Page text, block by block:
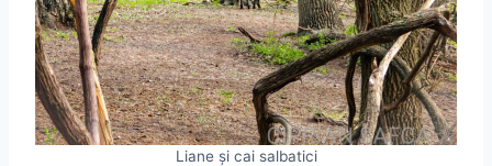
Liane și cai salbatici